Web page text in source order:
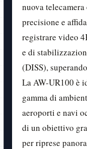
nuova
precisione e
registrare video
e di
(DISS),
La AW-UR100 è
gamma di
aeroporti e navi
di un obiettivo
per riprese